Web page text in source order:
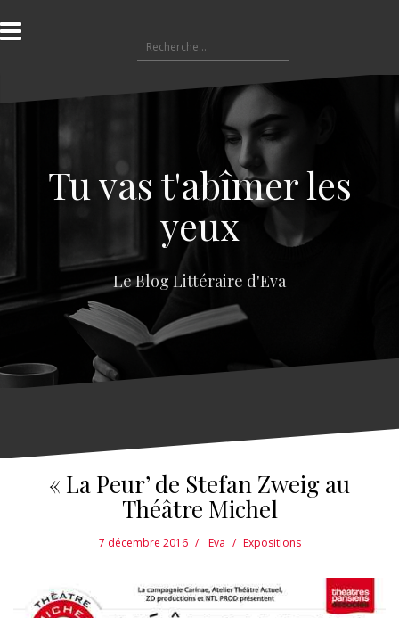
l
a
e
e
Tu vas t'abîmer les
yeux
Le Blog Littéraire d'Eva
« La Peur’ de Stefan Zweig au
Théâtre Michel
7 décembre 2016 Eva Expositions